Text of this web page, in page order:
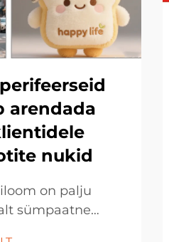
arendada
nukid
on palju
sümpaatne